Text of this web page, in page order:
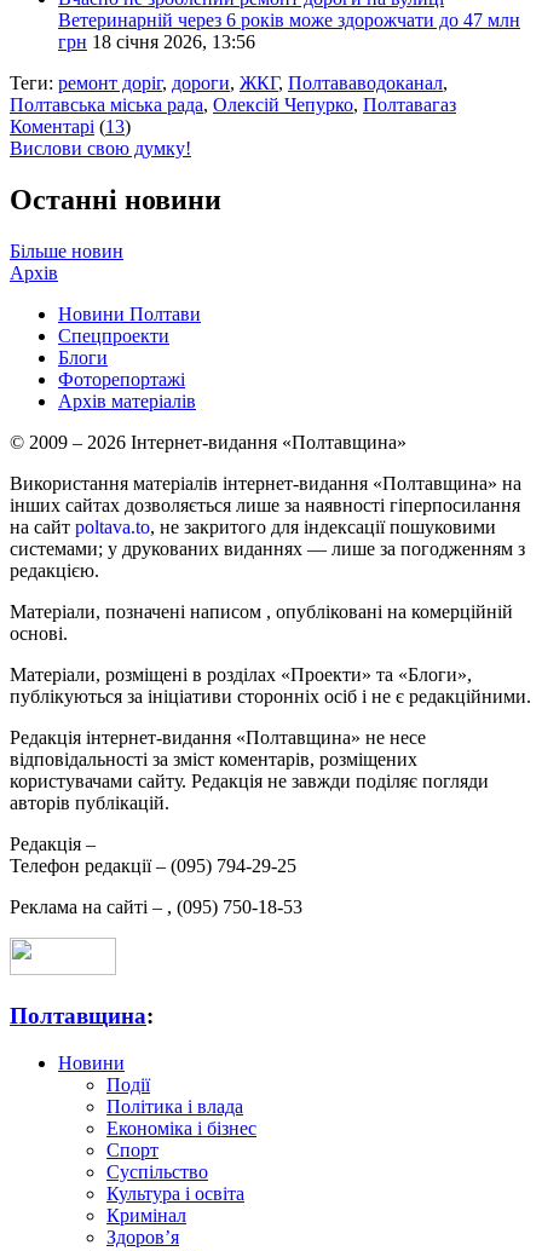
Ветеринарній через 6 років може здорожчати до 47 млн
грн 18 січня 2026, 13:56
Теги: ремонт доріг, дороги, ЖКГ, Полтававодоканал,
Полтавська міська рада, Олексій Чепурко, Полтавагаз
Коментарі (13)
Вислови свою думку!
Останні новини
Більше новин
Архів
Новини Полтави
Спецпроекти
Блоги
Фоторепортажі
Архів матеріалів
© 2009 – 2026 Інтернет-видання «Полтавщина»
Використання матеріалів інтернет-видання «Полтавщина» на
інших сайтах дозволяється лише за наявності гіперпосилання
на сайт poltava.to, не закритого для індексації пошуковими
системами; у друкованих виданнях — лише за погодженням з
редакцією.
Матеріали, позначені написом , опубліковані на комерційній
основі.
Матеріали, розміщені в розділах «Проекти» та «Блоги»,
публікуються за ініціативи сторонніх осіб і не є редакційними.
Редакція інтернет-видання «Полтавщина» не несе
відповідальності за зміст коментарів, розміщених
користувачами сайту. Редакція не завжди поділяє погляди
авторів публікацій.
Редакція –
Телефон редакції – (095) 794-29-25
Реклама на сайті – , (095) 750-18-53
Полтавщина:
Новини
Події
Політика і влада
Економіка і бізнес
Спорт
Суспільство
Культура і освіта
Кримінал
Здоров’я